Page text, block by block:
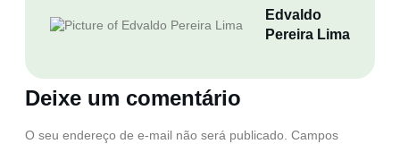
Edvaldo
Pereira Lima
Deixe um comentário
O seu endereço de e-mail não será publicado. Campos